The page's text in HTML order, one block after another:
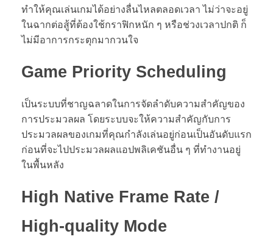
ทำให้คุณเล่นเกมได้อย่างลื่นไหลตลอดเวลา ไม่ว่าจะอยู่
ในฉากต่อสู้ที่ต้องใช้กราฟิกหนัก ๆ หรือช่วงเวลาปกติ ก็
ไม่มีอาการกระตุกมากวนใจ
Game Priority Scheduling
เป็นระบบที่ชาญฉลาดในการจัดลำดับความสำคัญของ
การประมวลผล โดยระบบจะให้ความสำคัญกับการ
ประมวลผลของเกมที่คุณกำลังเล่นอยู่ก่อนเป็นอันดับแรก
ก่อนที่จะไปประมวลผลแอปพลิเคชันอื่น ๆ ที่ทำงานอยู่
ในพื้นหลัง
High Native Frame Rate /
High-quality Mode